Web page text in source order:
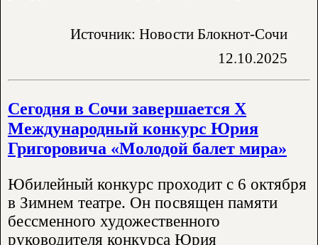
Источник: Новости Блокнот-Сочи
12.10.2025
Сегодня в Сочи завершается X
Международный конкурс Юрия
Григоровича «Молодой балет мира»
Юбилейный конкурс проходит с 6 октября
в Зимнем театре. Он посвящен памяти
бессменного художественного
руководителя конкурса Юрия